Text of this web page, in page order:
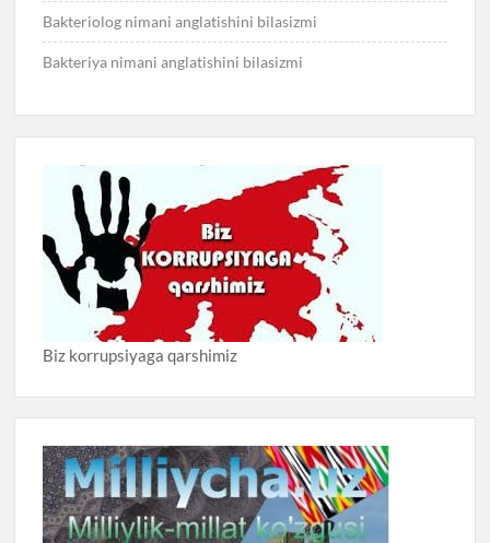
Bakteriolog nimani anglatishini bilasizmi
Bakteriya nimani anglatishini bilasizmi
Biz korrupsiyaga qarshimiz